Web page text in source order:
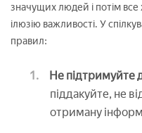
значущих людей і потім
ілюзію важливості. У
правил:
Не підтримуйте
піддакуйте, не
отриману